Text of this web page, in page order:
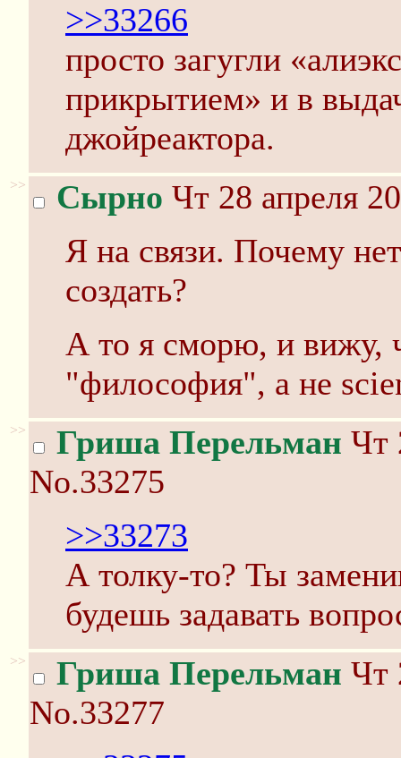
>>33266
просто загугли
прикрытием» и в
джойреактора.
>> Сырно Чт 28 апреля
Я на связи. Почему
создать?
А то я сморю, и вижу,
"философия", а не
>> Гриша Перельман Чт
No.33275
>>33273
А толку-то? Ты
будешь задавать
>> Гриша Перельман Чт
No.33277